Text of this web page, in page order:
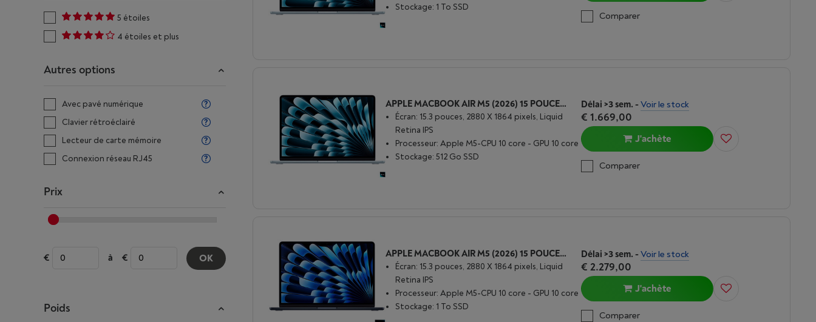
5 étoiles
4 étoiles et plus
Autres options
Avec pavé numérique
Clavier rétroéclairé
Lecteur de carte mémoire
Connexion réseau RJ45
Prix
à OK
Poids
Stockage: 1 To SSD
Comparer
APPLE MACBOOK AIR M5 (2026) 15 POUCES | 16 GO | 512 GO | BLEU CIEL
Écran: 15.3 pouces, 2880 X 1864 pixels, Liquid
Retina IPS
Processeur: Apple M5-CPU 10 core - GPU 10 core
Stockage: 512 Go SSD
Délai >3 sem. - Voir le stock
€ 1.669,00
J'achète
Comparer
APPLE MACBOOK AIR M5 (2026) 15 POUCES | 24 GO | 1TO | MINUIT
Écran: 15.3 pouces, 2880 X 1864 pixels, Liquid
Retina IPS
Processeur: Apple M5-CPU 10 core - GPU 10 core
Stockage: 1 To SSD
Délai >3 sem. - Voir le stock
€ 2.279,00
J'achète
Comparer